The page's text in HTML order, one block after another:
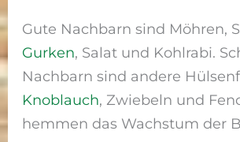
Gute Nachbarn sind Möhren,
Gurken, Salat und Kohlrabi.
Nachbarn sind andere
Knoblauch, Zwiebeln und
hemmen das Wachstum der